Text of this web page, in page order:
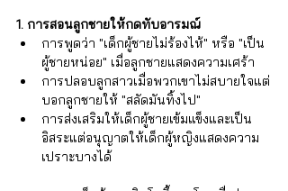
1. การสอนลูกชายให้กดทับอารมณ์
การพูดว่า "เด็กผู้ชายไม่ร้องไห้" หรือ "เป็น
ผู้ชายหน่อย" เมื่อลูกชายแสดงความเศร้า
การปลอบลูกสาวเมื่อพวกเขาไม่สบายใจแต่
บอกลูกชายให้ "สลัดมันทิ้งไป"
การส่งเสริมให้เด็กผู้ชายเข้มแข็งและเป็น
อิสระแต่อนุญาตให้เด็กผู้หญิงแสดงความ
เปราะบางได้